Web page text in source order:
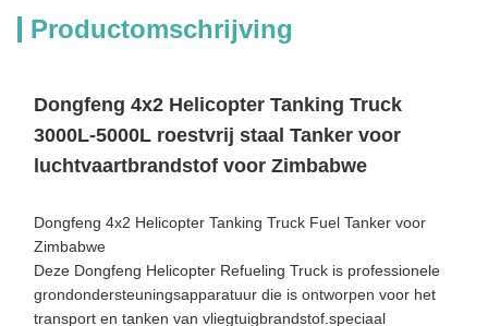
Productomschrijving
Dongfeng 4x2 Helicopter Tanking Truck
3000L-5000L roestvrij staal Tanker voor
luchtvaartbrandstof voor Zimbabwe
Dongfeng 4x2 Helicopter Tanking Truck Fuel Tanker voor
Zimbabwe
Deze Dongfeng Helicopter Refueling Truck is professionele
grondondersteuningsapparatuur die is ontworpen voor het
transport en tanken van vliegtuigbrandstof.speciaal